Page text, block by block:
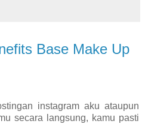
Base Make Up
instagram aku ataupun
secara langsung, kamu pasti